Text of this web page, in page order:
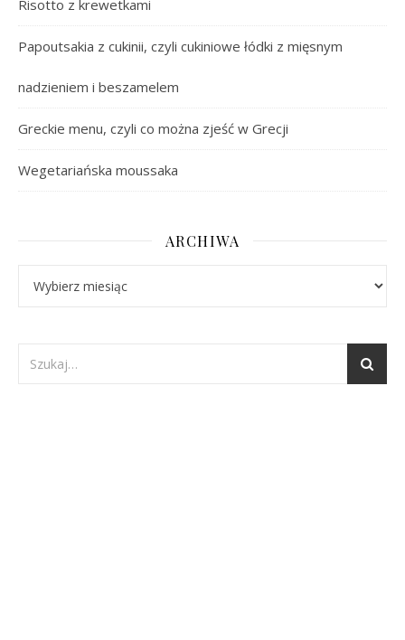
Risotto z krewetkami
Papoutsakia z cukinii, czyli cukiniowe łódki z mięsnym
nadzieniem i beszamelem
Greckie menu, czyli co można zjeść w Grecji
Wegetariańska moussaka
ARCHIWA